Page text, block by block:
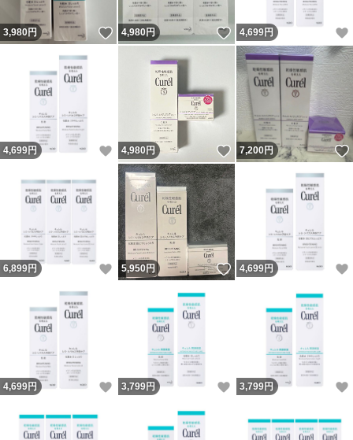
3,980円 いいね！
4,980円 いいね！
4,699円
4,699円 いいね！
4,980円 いいね！
7,200円
6,899円 いいね！
5,950円 いいね！
4,699円
4,699円 いいね！
3,799円 いいね！
3,799円